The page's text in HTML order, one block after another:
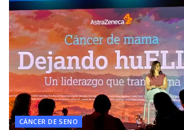
CÁNCER DE SENO